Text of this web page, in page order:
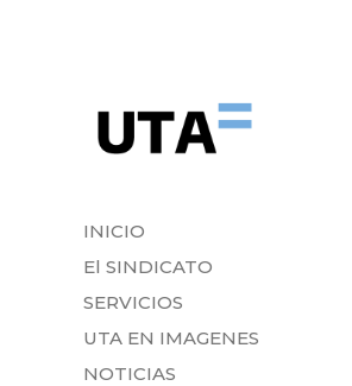
INICIO
El SINDICATO
SERVICIOS
UTA EN IMAGENES
NOTICIAS